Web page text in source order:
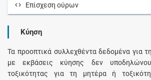
Επίσχεση ούρων
Κύηση
Τα προοπτικά συλλεχθέντα δεδομένα για
με εκβάσεις κύησης δεν
τοξικότητας για τη μητέρα ή